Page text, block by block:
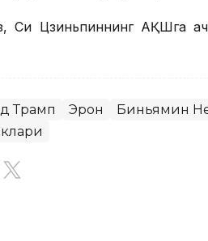
Си Цзиньпиннинг АҚШга
Трамп Эрон Биньямин